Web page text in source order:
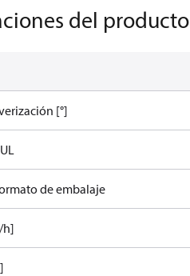
del producto
[°]
de embalaje
h]